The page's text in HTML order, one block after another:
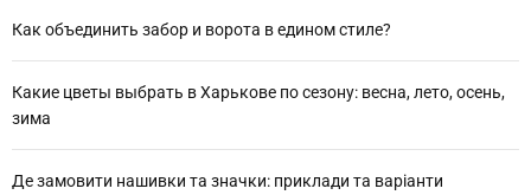
h
Как объединить забор и ворота в едином стиле?
Какие цветы выбрать в Харькове по сезону: весна, лето, осень,
зима
Де замовити нашивки та значки: приклади та варіанти